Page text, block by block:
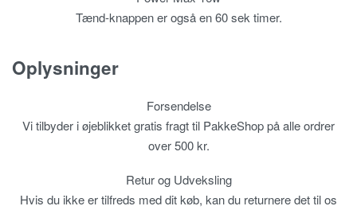
Tænd-knappen er også en 60 sek timer.
Oplysninger
Forsendelse
Vi tilbyder i øjeblikket gratis fragt til PakkeShop på alle ordrer
over 500 kr.
Retur og Udveksling
Hvis du ikke er tilfreds med dit køb, kan du returnere det til os